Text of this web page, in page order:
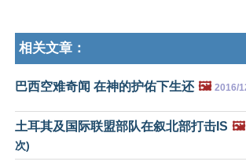
相关文章：
巴西空难奇闻 在神的护佑下生还 🖼️ 2016/
土耳其及国际联盟部队在叙北部打击IS 🖼️
次)